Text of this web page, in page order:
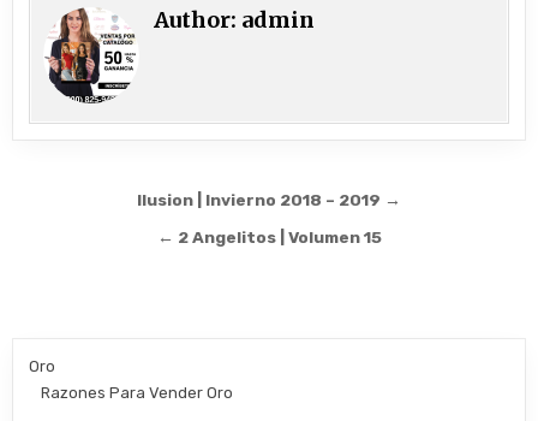
Author: admin
navigation
Ilusion | Invierno 2018 – 2019 →
← 2 Angelitos | Volumen 15
Oro
Razones Para Vender Oro